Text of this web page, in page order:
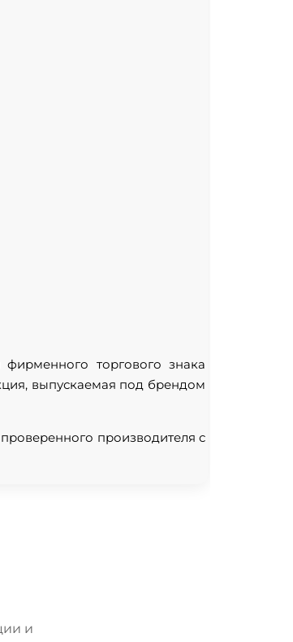
торгового знака
выпускаемая под брендом
производителя с
и